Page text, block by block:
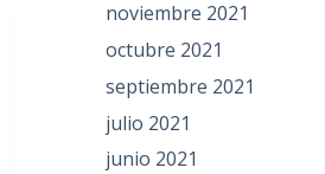
noviembre 2021
octubre 2021
septiembre 2021
julio 2021
junio 2021